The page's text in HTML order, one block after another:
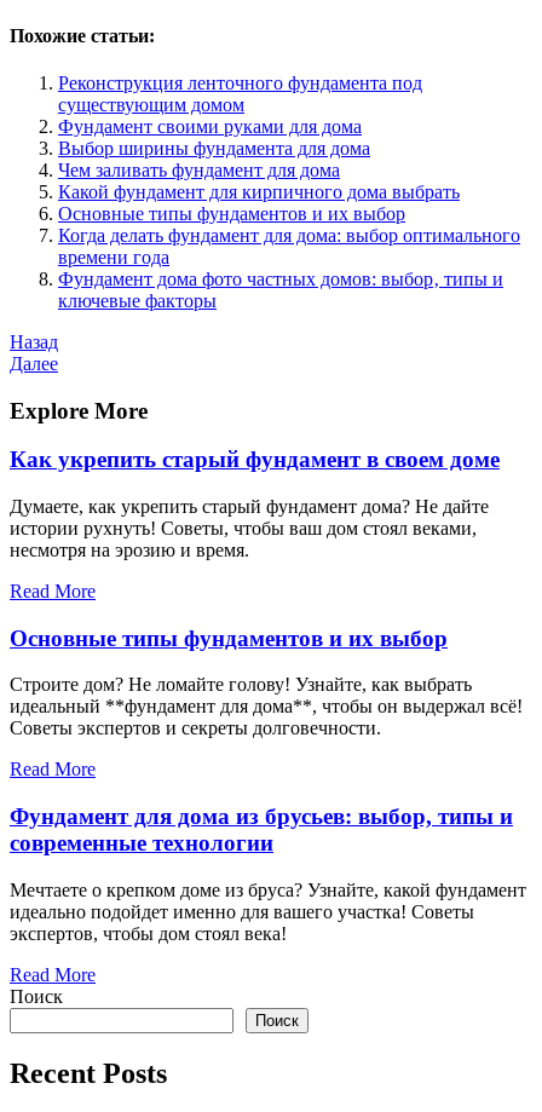
Похожие статьи:
Реконструкция ленточного фундамента под
существующим домом
Фундамент своими руками для дома
Выбор ширины фундамента для дома
Чем заливать фундамент для дома
Какой фундамент для кирпичного дома выбрать
Основные типы фундаментов и их выбор
Когда делать фундамент для дома: выбор оптимального
времени года
Фундамент дома фото частных домов: выбор‚ типы и
ключевые факторы
Навигация
по
записям
Предыдущая
запись
Назад
Следующая
Далее
Explore More
Как укрепить старый фундамент в своем доме
Думаете, как укрепить старый фундамент дома? Не дайте
истории рухнуть! Советы, чтобы ваш дом стоял веками,
несмотря на эрозию и время.
Read More
Основные типы фундаментов и их выбор
Строите дом? Не ломайте голову! Узнайте, как выбрать
идеальный **фундамент для дома**, чтобы он выдержал всё!
Советы экспертов и секреты долговечности.
Read More
Фундамент для дома из брусьев: выбор, типы и
современные технологии
Мечтаете о крепком доме из бруса? Узнайте, какой фундамент
идеально подойдет именно для вашего участка! Советы
экспертов, чтобы дом стоял века!
Read More
Поиск
Поиск
Recent Posts